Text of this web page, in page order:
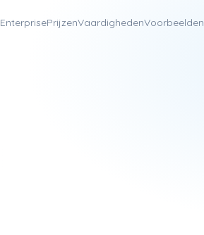
EnterprisePrijzenVaardighedenVoorbeelden